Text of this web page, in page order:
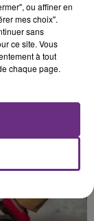
À
rappeler
ou affiner en
mes choix".
sans
ce site. Vous
à tout
chaque page.